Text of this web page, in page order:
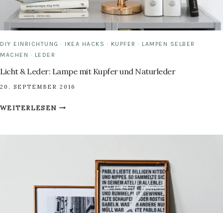
DIY EINRICHTUNG · IKEA HACKS · KUPFER · LAMPEN SELBER
MACHEN · LEDER
Licht & Leder: Lampe mit Kupfer und Naturleder
20. SEPTEMBER 2016
WEITERLESENLICHT
NATURLEDER